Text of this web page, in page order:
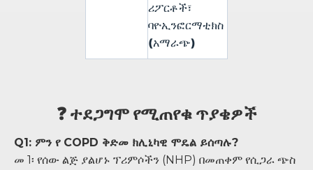
ሪፖርቶች፣
ባዮኢንፎርማቲክስ
(አማራጭ)
❓ ተደጋግሞ የሚጠየቁ ጥያቄዎች
Q1: ምን የ COPD ቅድመ ክሊኒካዊ ሞዴል ይሰጣሉ?
መ 1፡ የሰው ልጅ ያልሆኑ ፕሪምሶችን (NHP) በመጠቀም የሲጋራ ጭስ